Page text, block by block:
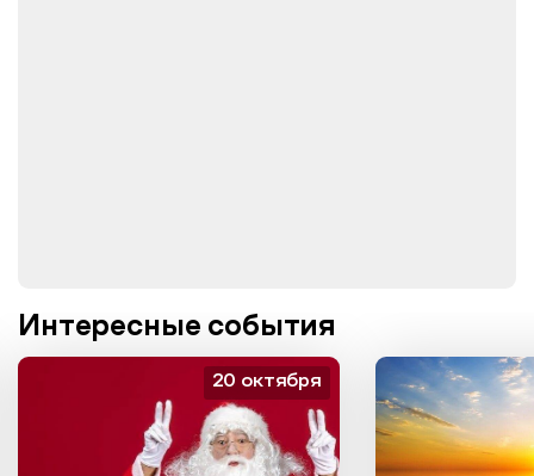
Интересные события
20 октября